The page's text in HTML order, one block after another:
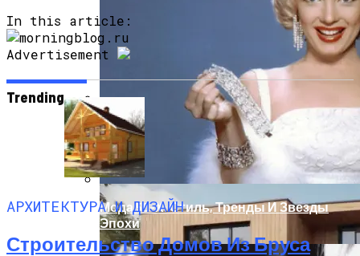
Оценка Будущих Расходов На
Обслуживание Вашего Дома
Мода 50-Х: Стиль, Тренды И Звезды
Эпохи
In this article:
Advertisement
Trending
АРХИТЕКТУРА И ДИЗАЙН
Строительство Домов Из Бруса